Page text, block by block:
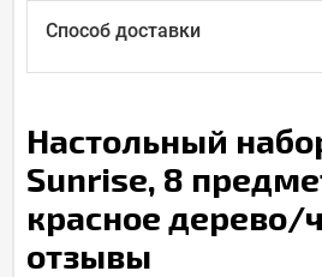
Способ доставки
Настольный
Sunrise, 8
красное дерево/
отзывы